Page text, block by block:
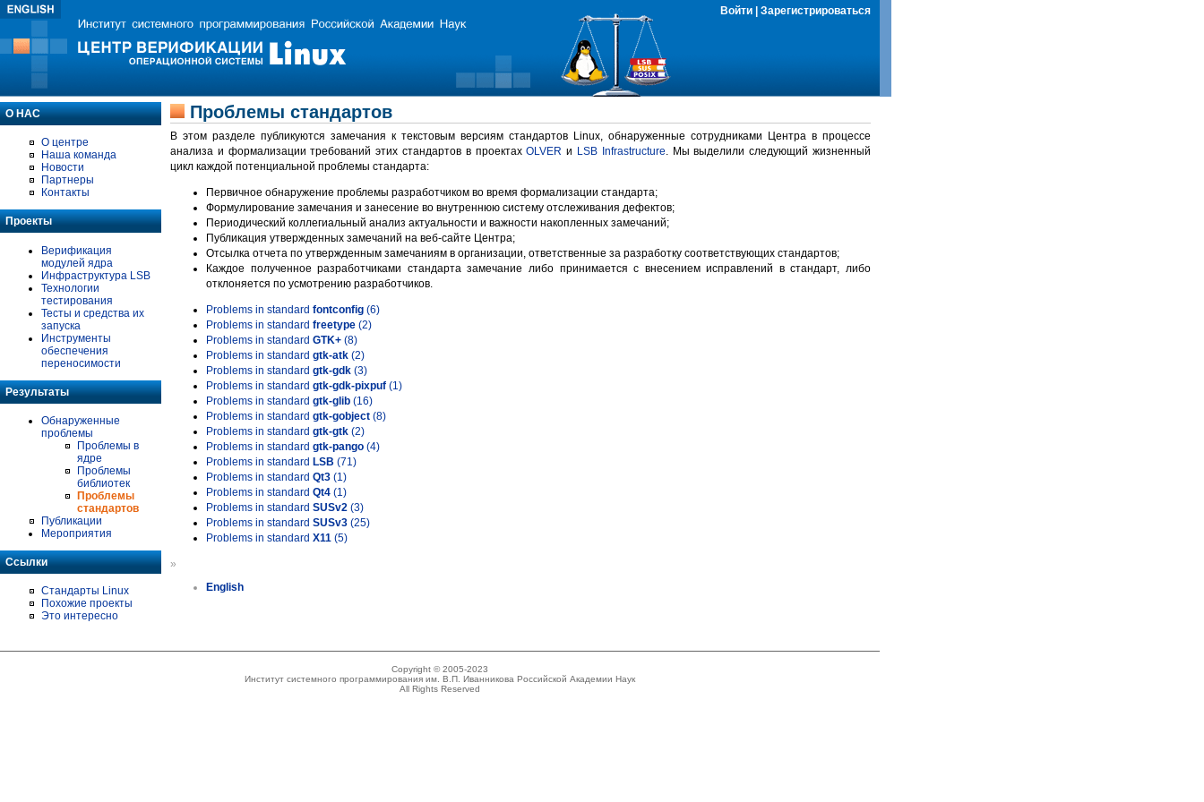
Войти Зарегистрироваться
О НАС
О центре
Наша команда
Новости
Партнеры
Контакты
Проекты
Верификация
модулей ядра
Инфраструктура LSB
Технологии
тестирования
Тесты и средства их
запуска
Инструменты
обеспечения
переносимости
Результаты
Обнаруженные
проблемы
Проблемы в
ядре
Проблемы
библиотек
Проблемы
стандартов
Публикации
Мероприятия
Ссылки
Стандарты Linux
Похожие проекты
Это интересно
Проблемы стандартов
В этом разделе публикуются замечания к текстовым версиям стандартов Linux, обнаруженные сотрудниками Центра в процессе
анализа и формализации требований этих стандартов в проектахOLVER и LSB Infrastructure. Мы выделили следующий жизненный
цикл каждой потенциальной проблемы стандарта:
Первичное обнаружение проблемы разработчиком во время формализации стандарта;
Формулирование замечания и занесение во внутреннюю систему отслеживания дефектов;
Периодический коллегиальный анализ актуальности и важности накопленных замечаний;
Публикация утвержденных замечаний на веб-сайте Центра;
Отсылка отчета по утвержденным замечаниям в организации, ответственные за разработку соответствующих стандартов;
Каждое полученное разработчиками стандарта замечание либо принимается с внесением исправлений в стандарт, либо
отклоняется по усмотрению разработчиков.
Problems in standard fontconfig (6)
Problems in standard freetype (2)
Problems in standard GTK+ (8)
Problems in standard gtk-atk (2)
Problems in standard gtk-gdk (3)
Problems in standard gtk-gdk-pixpuf (1)
Problems in standard gtk-glib (16)
Problems in standard gtk-gobject (8)
Problems in standard gtk-gtk (2)
Problems in standard gtk-pango (4)
Problems in standard LSB (71)
Problems in standard Qt3 (1)
Problems in standard Qt4 (1)
Problems in standard SUSv2 (3)
Problems in standard SUSv3 (25)
Problems in standard X11 (5)
»
English
Copyright © 2005-2023
Институт системного программирования им. В.П. Иванникова Российской Академии Наук
All Rights Reserved